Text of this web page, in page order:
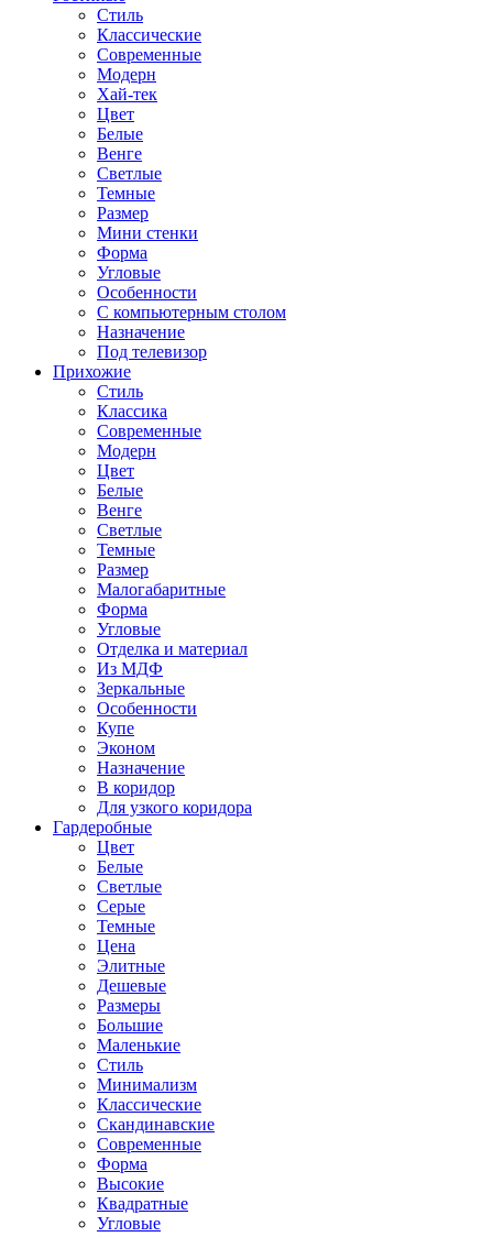
Стиль
Классические
Современные
Модерн
Хай-тек
Цвет
Белые
Венге
Светлые
Темные
Размер
Мини стенки
Форма
Угловые
Особенности
С компьютерным столом
Назначение
Под телевизор
Прихожие
Стиль
Классика
Современные
Модерн
Цвет
Белые
Венге
Светлые
Темные
Размер
Малогабаритные
Форма
Угловые
Отделка и материал
Из МДФ
Зеркальные
Особенности
Купе
Эконом
Назначение
В коридор
Для узкого коридора
Гардеробные
Цвет
Белые
Светлые
Серые
Темные
Цена
Элитные
Дешевые
Размеры
Большие
Маленькие
Стиль
Минимализм
Классические
Скандинавские
Современные
Форма
Высокие
Квадратные
Угловые